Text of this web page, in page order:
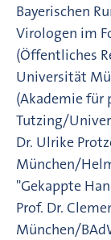
Bayerischen
Virologen im
(Öffentliches
Universität
(Akademie für
Tutzing/
Dr. Ulrike
München/
"Gekappte
Prof. Dr.
München/